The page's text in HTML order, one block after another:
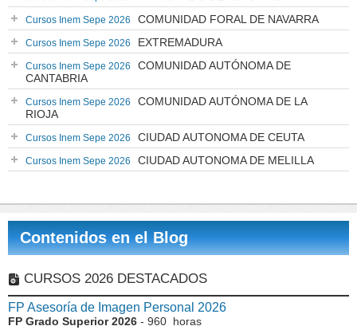
Cursos Inem Sepe 2026 COMUNIDAD FORAL DE NAVARRA
Cursos Inem Sepe 2026 EXTREMADURA
Cursos Inem Sepe 2026
COMUNIDAD AUTÓNOMA DE
CANTABRIA
Cursos Inem Sepe 2026
COMUNIDAD AUTÓNOMA DE LA
RIOJA
Cursos Inem Sepe 2026 CIUDAD AUTONOMA DE CEUTA
Cursos Inem Sepe 2026 CIUDAD AUTONOMA DE MELILLA
Contenidos en el Blog
CURSOS 2026 DESTACADOS
FP Asesoría de Imagen Personal 2026
FP Grado Superior 2026 - 960 horas